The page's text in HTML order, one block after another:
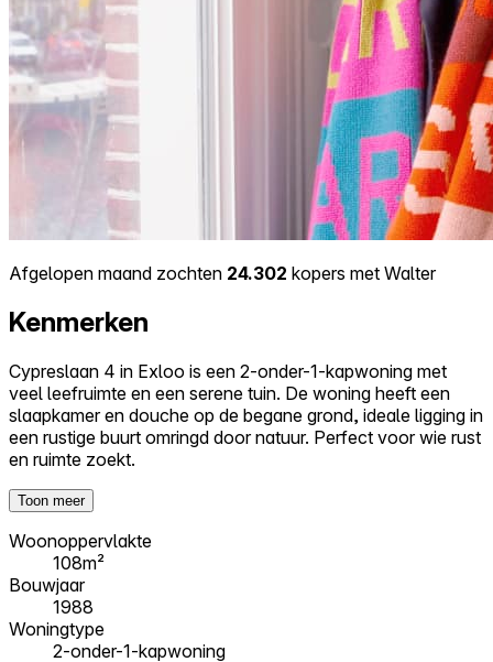
Afgelopen maand zochten 24.302 kopers met Walter
Kenmerken
Cypreslaan 4 in Exloo is een 2-onder-1-kapwoning met
veel leefruimte en een serene tuin. De woning heeft een
slaapkamer en douche op de begane grond, ideale ligging in
een rustige buurt omringd door natuur. Perfect voor wie rust
en ruimte zoekt.
Toon meer
Woonoppervlakte
108m²
Bouwjaar
1988
Woningtype
2-onder-1-kapwoning